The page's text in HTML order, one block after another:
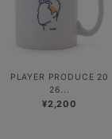
PLAYER PRODUCE 20
26...
¥2,200